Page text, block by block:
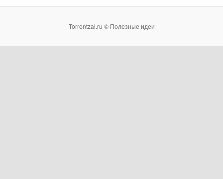
Torrentzal.ru © Полезные идеи